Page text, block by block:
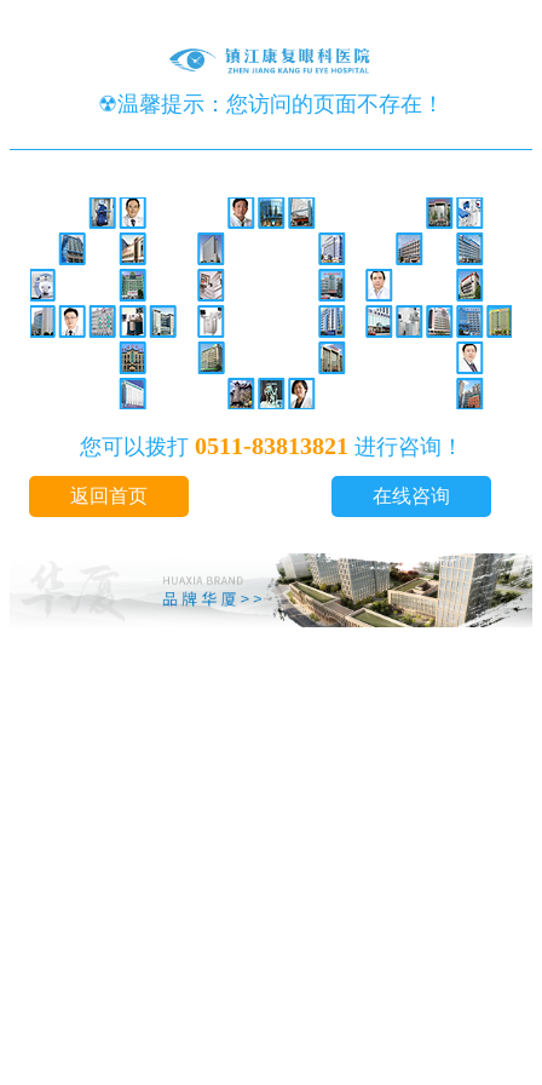
☢温馨提示：您访问的页面不存在！
您可以拨打 0511-83813821 进行咨询！
返回首页 在线咨询